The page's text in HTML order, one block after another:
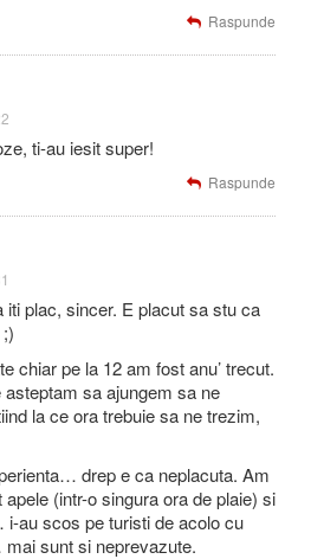
Raspunde
ti-au iesit super!
Raspunde
plac, sincer. E placut sa stu ca
chiar pe la 12 am fost anu’ trecut.
asteptam sa ajungem sa ne
la ce ora trebuie sa ne trezim,
drep e ca neplacuta. Am
(intr-o singura ora de plaie) si
au scos pe turisti de acolo cu
sunt si neprevazute.